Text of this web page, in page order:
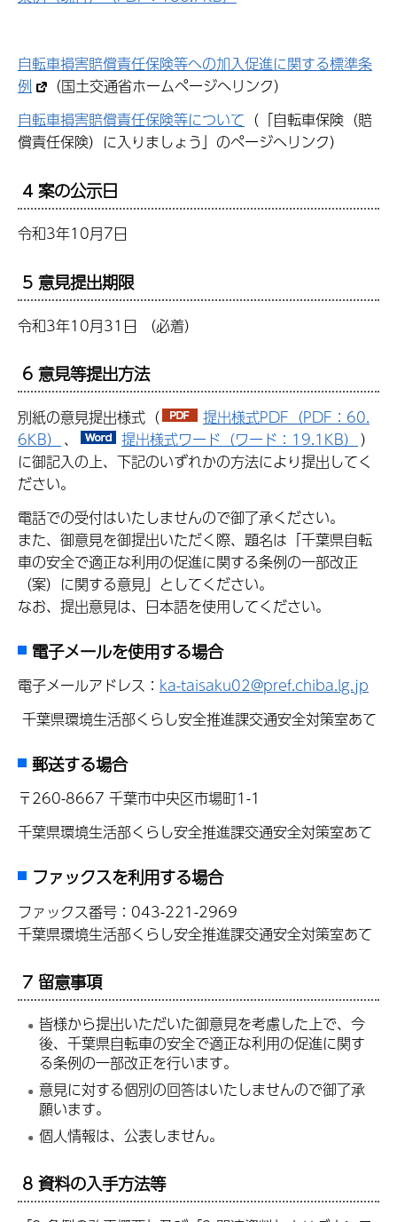
自転車損害賠償責任保険等への加入促進に関する標準条
例
（国土交通省ホームページへリンク）
自転車損害賠償責任保険等について （「自転車保険（賠
償責任保険）に入りましょう」のページへリンク）
4 案の公示日
令和3年10月7日
5 意見提出期限
令和3年10月31日 （必着）
6 意見等提出方法
別紙の意見提出様式（
提出様式PDF（PDF：60.
6KB） 、 提出様式ワード（ワード：19.1KB） ）
に御記入の上、下記のいずれかの方法により提出してく
ださい。
電話での受付はいたしませんので御了承ください。
また、御意見を御提出いただく際、題名は「千葉県自転
車の安全で適正な利用の促進に関する条例の一部改正
（案）に関する意見」としてください。
なお、提出意見は、日本語を使用してください。
電子メールを使用する場合
電子メールアドレス： ka-taisaku02@pref.chiba.lg.jp
千葉県環境生活部くらし安全推進課交通安全対策室あて
郵送する場合
〒260-8667 千葉市中央区市場町1-1
千葉県環境生活部くらし安全推進課交通安全対策室あて
ファックスを利用する場合
ファックス番号：043-221-2969
千葉県環境生活部くらし安全推進課交通安全対策室あて
7 留意事項
皆様から提出いただいた御意見を考慮した上で、今
後、千葉県自転車の安全で適正な利用の促進に関す
る条例の一部改正を行います。
意見に対する個別の回答はいたしませんので御了承
願います。
個人情報は、公表しません。
8 資料の入手方法等